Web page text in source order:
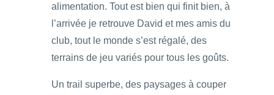
alimentation. Tout est bien qui finit bien, à
l’arrivée je retrouve David et mes amis du
club, tout le monde s’est régalé, des
terrains de jeu variés pour tous les goûts.
Un trail superbe, des paysages à couper